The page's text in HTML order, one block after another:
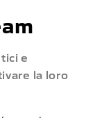
e
la loro